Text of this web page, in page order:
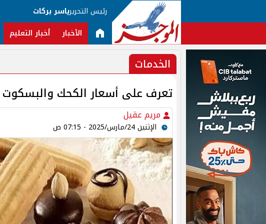
رئيس التحريرياسر بركات
الأخبار أخبار التعليم
الخدمات
تعرف على أسعار الكحك والبسكوت 2025.. تبدأ من 125 جنيه
مريم عقيل
الإثنين 24/مارس/2025 - 07:15 ص